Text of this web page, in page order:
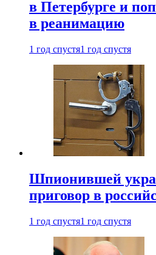
в Петербурге и
в реанимацию
1 год спустя1 год спустя
Шпионившей
приговор в
1 год спустя1 год спустя